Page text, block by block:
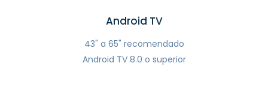
Android TV
43" a 65" recomendado
Android TV 8.0 o superior